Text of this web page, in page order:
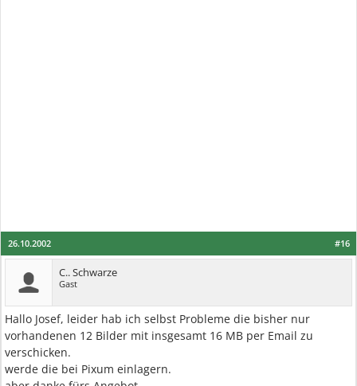
#16
26.10.2002
C.. Schwarze
Gast
Hallo Josef, leider hab ich selbst Probleme die bisher nur
vorhandenen 12 Bilder mit insgesamt 16 MB per Email zu
verschicken.
werde die bei Pixum einlagern.